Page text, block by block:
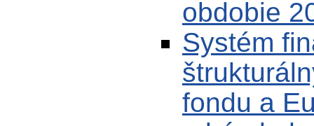
obdobie
Systém
fondu a